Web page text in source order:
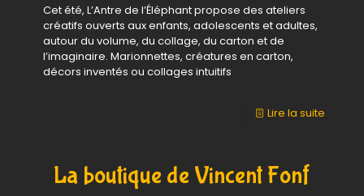
Cet été, L’Antre de l’Éléphant propose des ateliers
créatifs ouverts aux enfants, adolescents et adultes,
autour du volume, du collage, du carton et de
l’imaginaire. Marionnettes, créatures en carton,
décors inventés ou collages intuitifs
Lire la suite
La boutique de Vincent Fonf